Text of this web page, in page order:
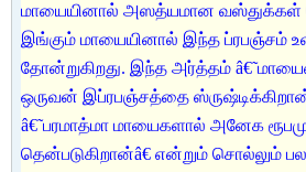
மாயையினால் அஸத்யமான வஸ்துக்கள்
இங்கும் மாயையினால் இந்த ப்ரபஞ்சம்
தோன்றுகிறது. இந்த அர்த்தம்
ஒருவன் இப்ரபஞ்சத்தை
â€˜பரமாத்மா மாயைகளால் அனேக
தென்படுகிறான்â€ என்றும் சொல்லும்